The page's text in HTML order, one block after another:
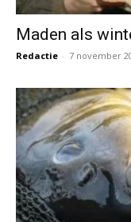
Maden als
Redactie - 7 november